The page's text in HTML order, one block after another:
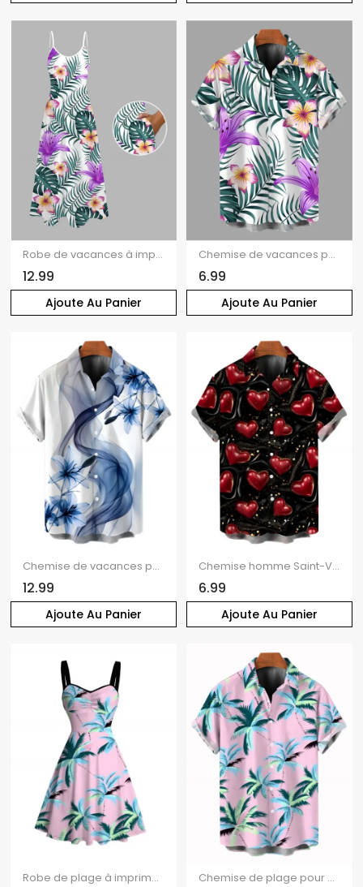
Ajoute Au Panier
Robe de vacances à imprimé lys et feuilles tropicales, bretelles spaghetti, longue
12.99
Ajoute Au Panier
Chemise de vacances pour homme à imprimé de lys et de feuilles tropicales, boutonnée
6.99
Ajoute Au Panier
Chemise de vacances pour homme, imprimée de lys, à boutons
12.99
Ajoute Au Panier
Chemise homme Saint-Valentin à imprimé cœur et sequins, boutonnée
6.99
Robe de plage à imprimé cocotiers colorés, robe de vacances froncée Chemise de plage pour homme, imprimé cocotier coloré, boutonnée